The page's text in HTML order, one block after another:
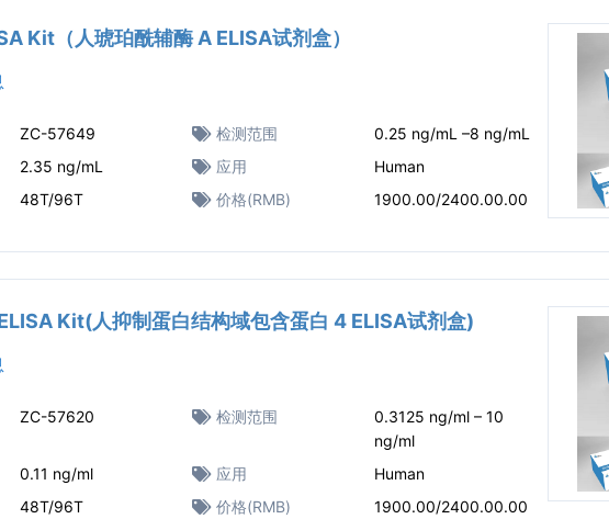
Kit（人琥珀酰辅酶 A ELISA试剂盒）
ZC-57649 检测范围
0.25 ng/mL –8 ng/mL
2.35 ng/mL 应用
Human
48T/96T 价格(RMB) 1900.00/2400.00.00
Kit(人抑制蛋白结构域包含蛋白 4 ELISA试剂盒)
ZC-57620 检测范围
0.3125 ng/ml – 10
ng/ml
0.11 ng/ml 应用
Human
48T/96T 价格(RMB) 1900.00/2400.00.00